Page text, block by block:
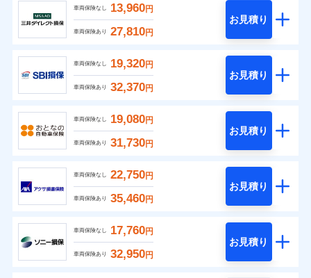
車両保険なし 13,960円
車両保険あり 27,810円
お見積り
車両保険なし 19,320円
車両保険あり 32,370円
お見積り
車両保険なし 19,080円
車両保険あり 31,730円
お見積り
車両保険なし 22,750円
車両保険あり 35,460円
お見積り
車両保険なし 17,760円
車両保険あり 32,950円
お見積り